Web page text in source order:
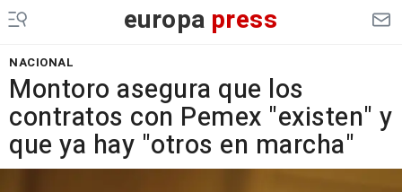
europa press
NACIONAL
Montoro asegura que los
contratos con Pemex "existen" y
que ya hay "otros en marcha"